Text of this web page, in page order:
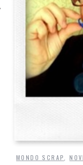
MONDO SCRAP ,